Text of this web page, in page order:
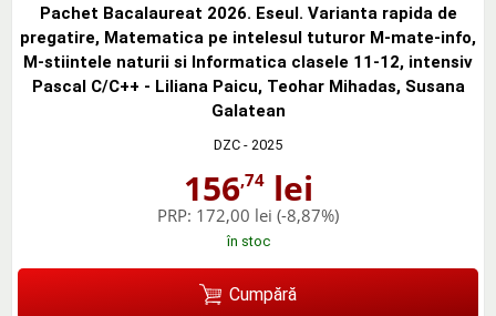
Pachet Bacalaureat 2026. Eseul. Varianta rapida de
pregatire, Matematica pe intelesul tuturor M-mate-info,
M-stiintele naturii si Informatica clasele 11-12, intensiv
Pascal C/C++ - Liliana Paicu, Teohar Mihadas, Susana
Galatean
DZC - 2025
156,74lei
PRP: 172,00 lei (-8,87%)
în stoc
Cumpără